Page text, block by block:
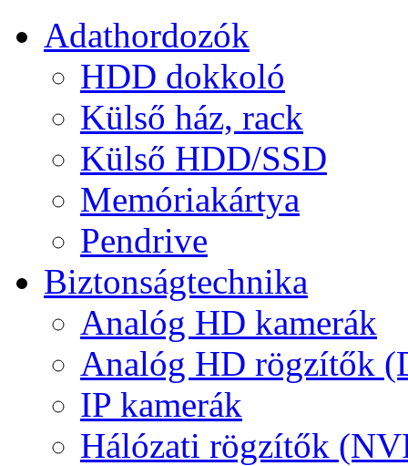
Adathordozók
HDD dokkoló
Külső ház, rack
Külső HDD/SSD
Memóriakártya
Pendrive
Biztonságtechnika
Analóg HD kamerák
Analóg HD rögzítők
IP kamerák
Hálózati rögzítők